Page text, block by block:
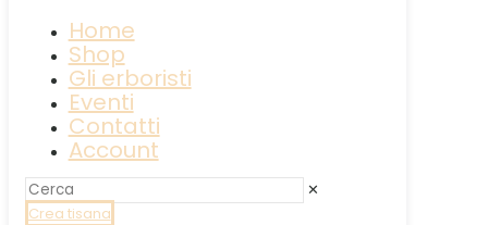
Home
Shop
Gli erboristi
Eventi
Contatti
Account
✕
Crea tisana